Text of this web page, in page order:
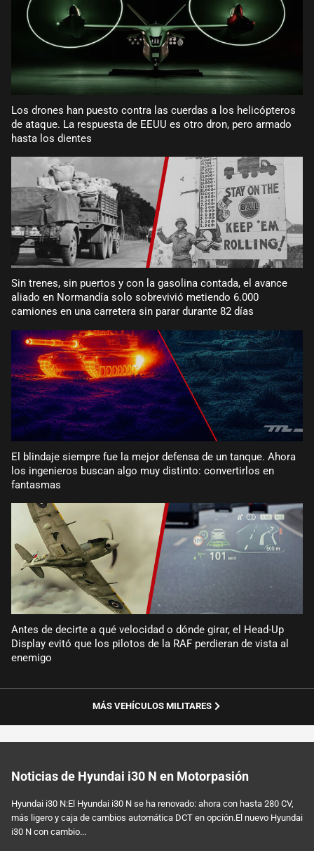
Los drones han puesto contra las cuerdas a los helicópteros
de ataque. La respuesta de EEUU es otro dron, pero armado
hasta los dientes
Sin trenes, sin puertos y con la gasolina contada, el avance
aliado en Normandía solo sobrevivió metiendo 6.000
camiones en una carretera sin parar durante 82 días
El blindaje siempre fue la mejor defensa de un tanque. Ahora
los ingenieros buscan algo muy distinto: convertirlos en
fantasmas
Antes de decirte a qué velocidad o dónde girar, el Head-Up
Display evitó que los pilotos de la RAF perdieran de vista al
enemigo
MÁS VEHÍCULOS MILITARES
Noticias de Hyundai i30 N en Motorpasión
Hyundai i30 N:El Hyundai i30 N se ha renovado: ahora con hasta 280 CV,
más ligero y caja de cambios automática DCT en opción.El nuevo Hyundai
i30 N con cambio...